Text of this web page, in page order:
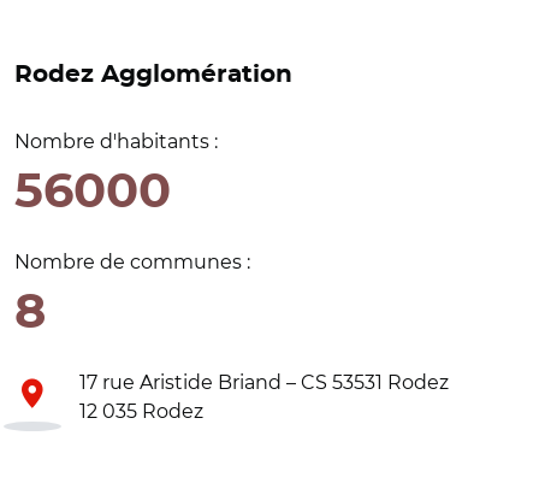
Rodez Agglomération
Nombre d'habitants :
56000
Nombre de communes :
8
17 rue Aristide Briand – CS 53531 Rodez
12 035 Rodez